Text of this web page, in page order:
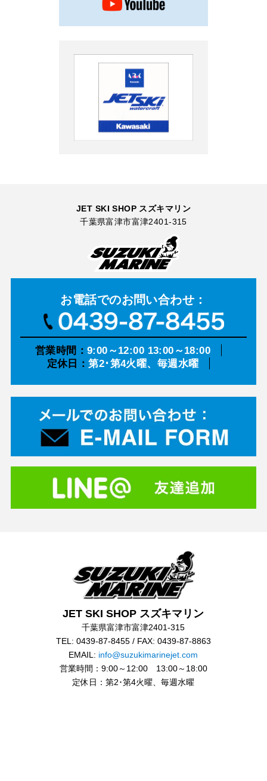
JET SKI SHOP スズキマリン
千葉県富津市富津2401-315
お電話でのお問い合わせ：
営業時間： 9:00～12:00 13:00～18:00
定休日：第2･第4火曜、毎週水曜
JET SKI SHOP スズキマリン
千葉県富津市富津2401-315
TEL: 0439-87-8455 / FAX: 0439-87-8863
EMAIL: info@suzukimarinejet.com
営業時間：9:00～12:00 13:00～18:00
定休日：第2･第4火曜、毎週水曜